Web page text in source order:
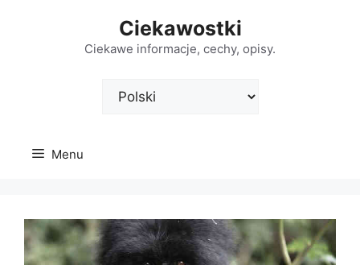
Ciekawostki
Ciekawe informacje, cechy, opisy.
Wybierz
język
Menu